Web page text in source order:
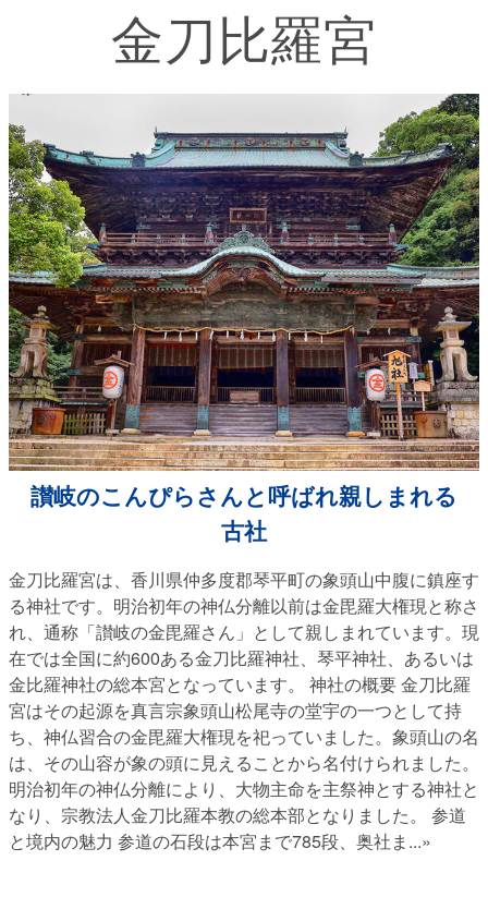
金刀比羅宮
讃岐のこんぴらさんと呼ばれ親しまれる
古社
金刀比羅宮は、香川県仲多度郡琴平町の象頭山中腹に鎮座す
る神社です。明治初年の神仏分離以前は金毘羅大権現と称さ
れ、通称「讃岐の金毘羅さん」として親しまれています。現
在では全国に約600ある金刀比羅神社、琴平神社、あるいは
金比羅神社の総本宮となっています。 神社の概要 金刀比羅
宮はその起源を真言宗象頭山松尾寺の堂宇の一つとして持
ち、神仏習合の金毘羅大権現を祀っていました。象頭山の名
は、その山容が象の頭に見えることから名付けられました。
明治初年の神仏分離により、大物主命を主祭神とする神社と
なり、宗教法人金刀比羅本教の総本部となりました。 参道
と境内の魅力 参道の石段は本宮まで785段、奥社ま ...»